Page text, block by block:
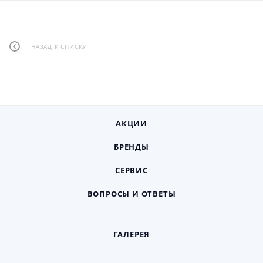
НАЗАД К СПИСКУ
АКЦИИ
БРЕНДЫ
СЕРВИС
ВОПРОСЫ И ОТВЕТЫ
ГАЛЕРЕЯ